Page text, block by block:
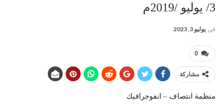
3/ يوليو /2019م
في يوليو 3, 2023
0
مشاركة
منظمة انتصاف – انفوجرافيك